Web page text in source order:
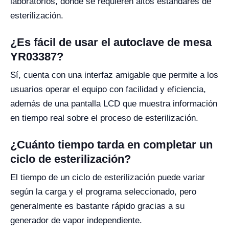
esterilización.
¿Es fácil de usar el autoclave de mesa
YR03387?
Sí, cuenta con una interfaz amigable que permite a los
usuarios operar el equipo con facilidad y eficiencia,
además de una pantalla LCD que muestra información
en tiempo real sobre el proceso de esterilización.
¿Cuánto tiempo tarda en completar un
ciclo de esterilización?
El tiempo de un ciclo de esterilización puede variar
según la carga y el programa seleccionado, pero
generalmente es bastante rápido gracias a su
generador de vapor independiente.